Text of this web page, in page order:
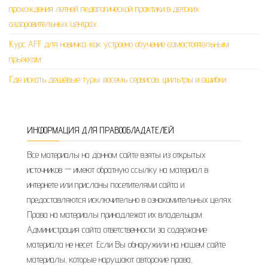
прохождения летней педагогической практики в детских
оздоровительных центрах
Курс AFF для новичка: как устроено обучение самостоятельным
прыжкам
Где искать дешёвые туры: восемь сервисов, фильтры и ошибки
ИНФОРМАЦИЯ ДЛЯ ПРАВООБЛАДАТЕЛЕЙ
Все материалы на данном сайте взяты из открытых
источников — имеют обратную ссылку на материал в
интернете или присланы посетителями сайта и
предоставляются исключительно в ознакомительных целях.
Права на материалы принадлежат их владельцам.
Администрация сайта ответственности за содержание
материала не несет. Если Вы обнаружили на нашем сайте
материалы, которые нарушают авторские права,